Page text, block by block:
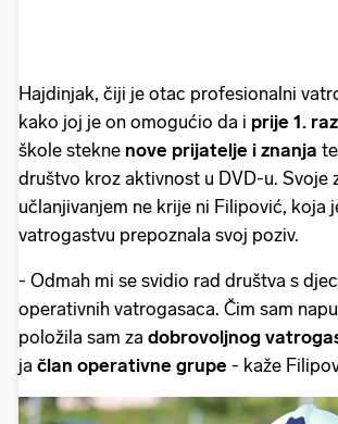
Hajdinjak, čiji je otac profesionalni
kako joj je on omogućio da i prije 1.
škole stekne nove prijatelje i znanja
društvo kroz aktivnost u DVD-u. Svoje
učlanjivanjem ne krije ni Filipović, koja
vatrogastvu prepoznala svoj poziv.
- Odmah mi se svidio rad društva s
operativnih vatrogasaca. Čim sam
položila sam za dobrovoljnog
ja član operativne grupe - kaže